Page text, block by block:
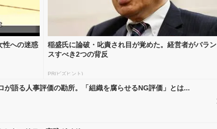
性への迷惑
稲盛氏に論破・叱責され目が覚めた。経営者がバラン
スすべき2つの背反
PR(ビズヒント)
が語る人事評価の勘所。「組織を腐らせるNG評価」とは...